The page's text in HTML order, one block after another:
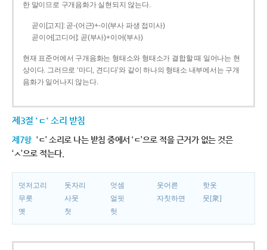
한 말이므로 구개음화가 실현되지 않는다.
곧이[고지]: 곧-­(어근)+­-이(부사 파생 접미사)
곧이어[고디어]: 곧(부사)+이어(부사)
현재 표준어에서 구개음화는 형태소와 형태소가 결합할 때 일어나는 현
상이다. 그러므로 ‘마디, 견디다’와 같이 하나의 형태소 내부에서는 구개
음화가 일어나지 않는다.
제3절 'ㄷ' 소리 받침
제7항 ‘ㄷ’ 소리로 나는 받침 중에서 ‘ㄷ’으로 적을 근거가 없는 것은
‘ㅅ’으로 적는다.
덧저고리 돗자리 엇셈 웃어른
핫옷
무릇
사뭇 얼핏 자칫하면
뭇[衆]
옛
첫 헛